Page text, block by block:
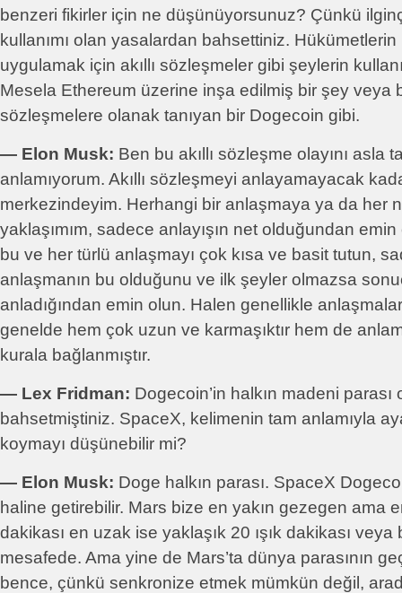
benzeri fikirler için ne düşünüyorsunuz? Çünkü
kullanımı olan yasalardan bahsettiniz.
uygulamak için akıllı sözleşmeler gibi şeylerin
Mesela Ethereum üzerine inşa edilmiş bir şey veya
sözleşmelere olanak tanıyan bir Dogecoin gibi.
― Elon Musk: Ben bu akıllı sözleşme olayını asla
anlamıyorum. Akıllı sözleşmeyi anlayamayacak
merkezindeyim. Herhangi bir anlaşmaya ya da her
yaklaşımım, sadece anlayışın net olduğundan
bu ve her türlü anlaşmayı çok kısa ve basit tutun,
anlaşmanın bu olduğunu ve ilk şeyler olmazsa
anladığından emin olun. Halen genellikle
genelde hem çok uzun ve karmaşıktır hem de
kurala bağlanmıştır.
― Lex Fridman: Dogecoin’in halkın madeni
bahsetmiştiniz. SpaceX, kelimenin tam anlamıyla
koymayı düşünebilir mi?
― Elon Musk: Doge halkın parası. SpaceX
haline getirebilir. Mars bize en yakın gezegen ama
dakikası en uzak ise yaklaşık 20 ışık dakikası
mesafede. Ama yine de Mars’ta dünya parasının
bence, çünkü senkronize etmek mümkün değil,